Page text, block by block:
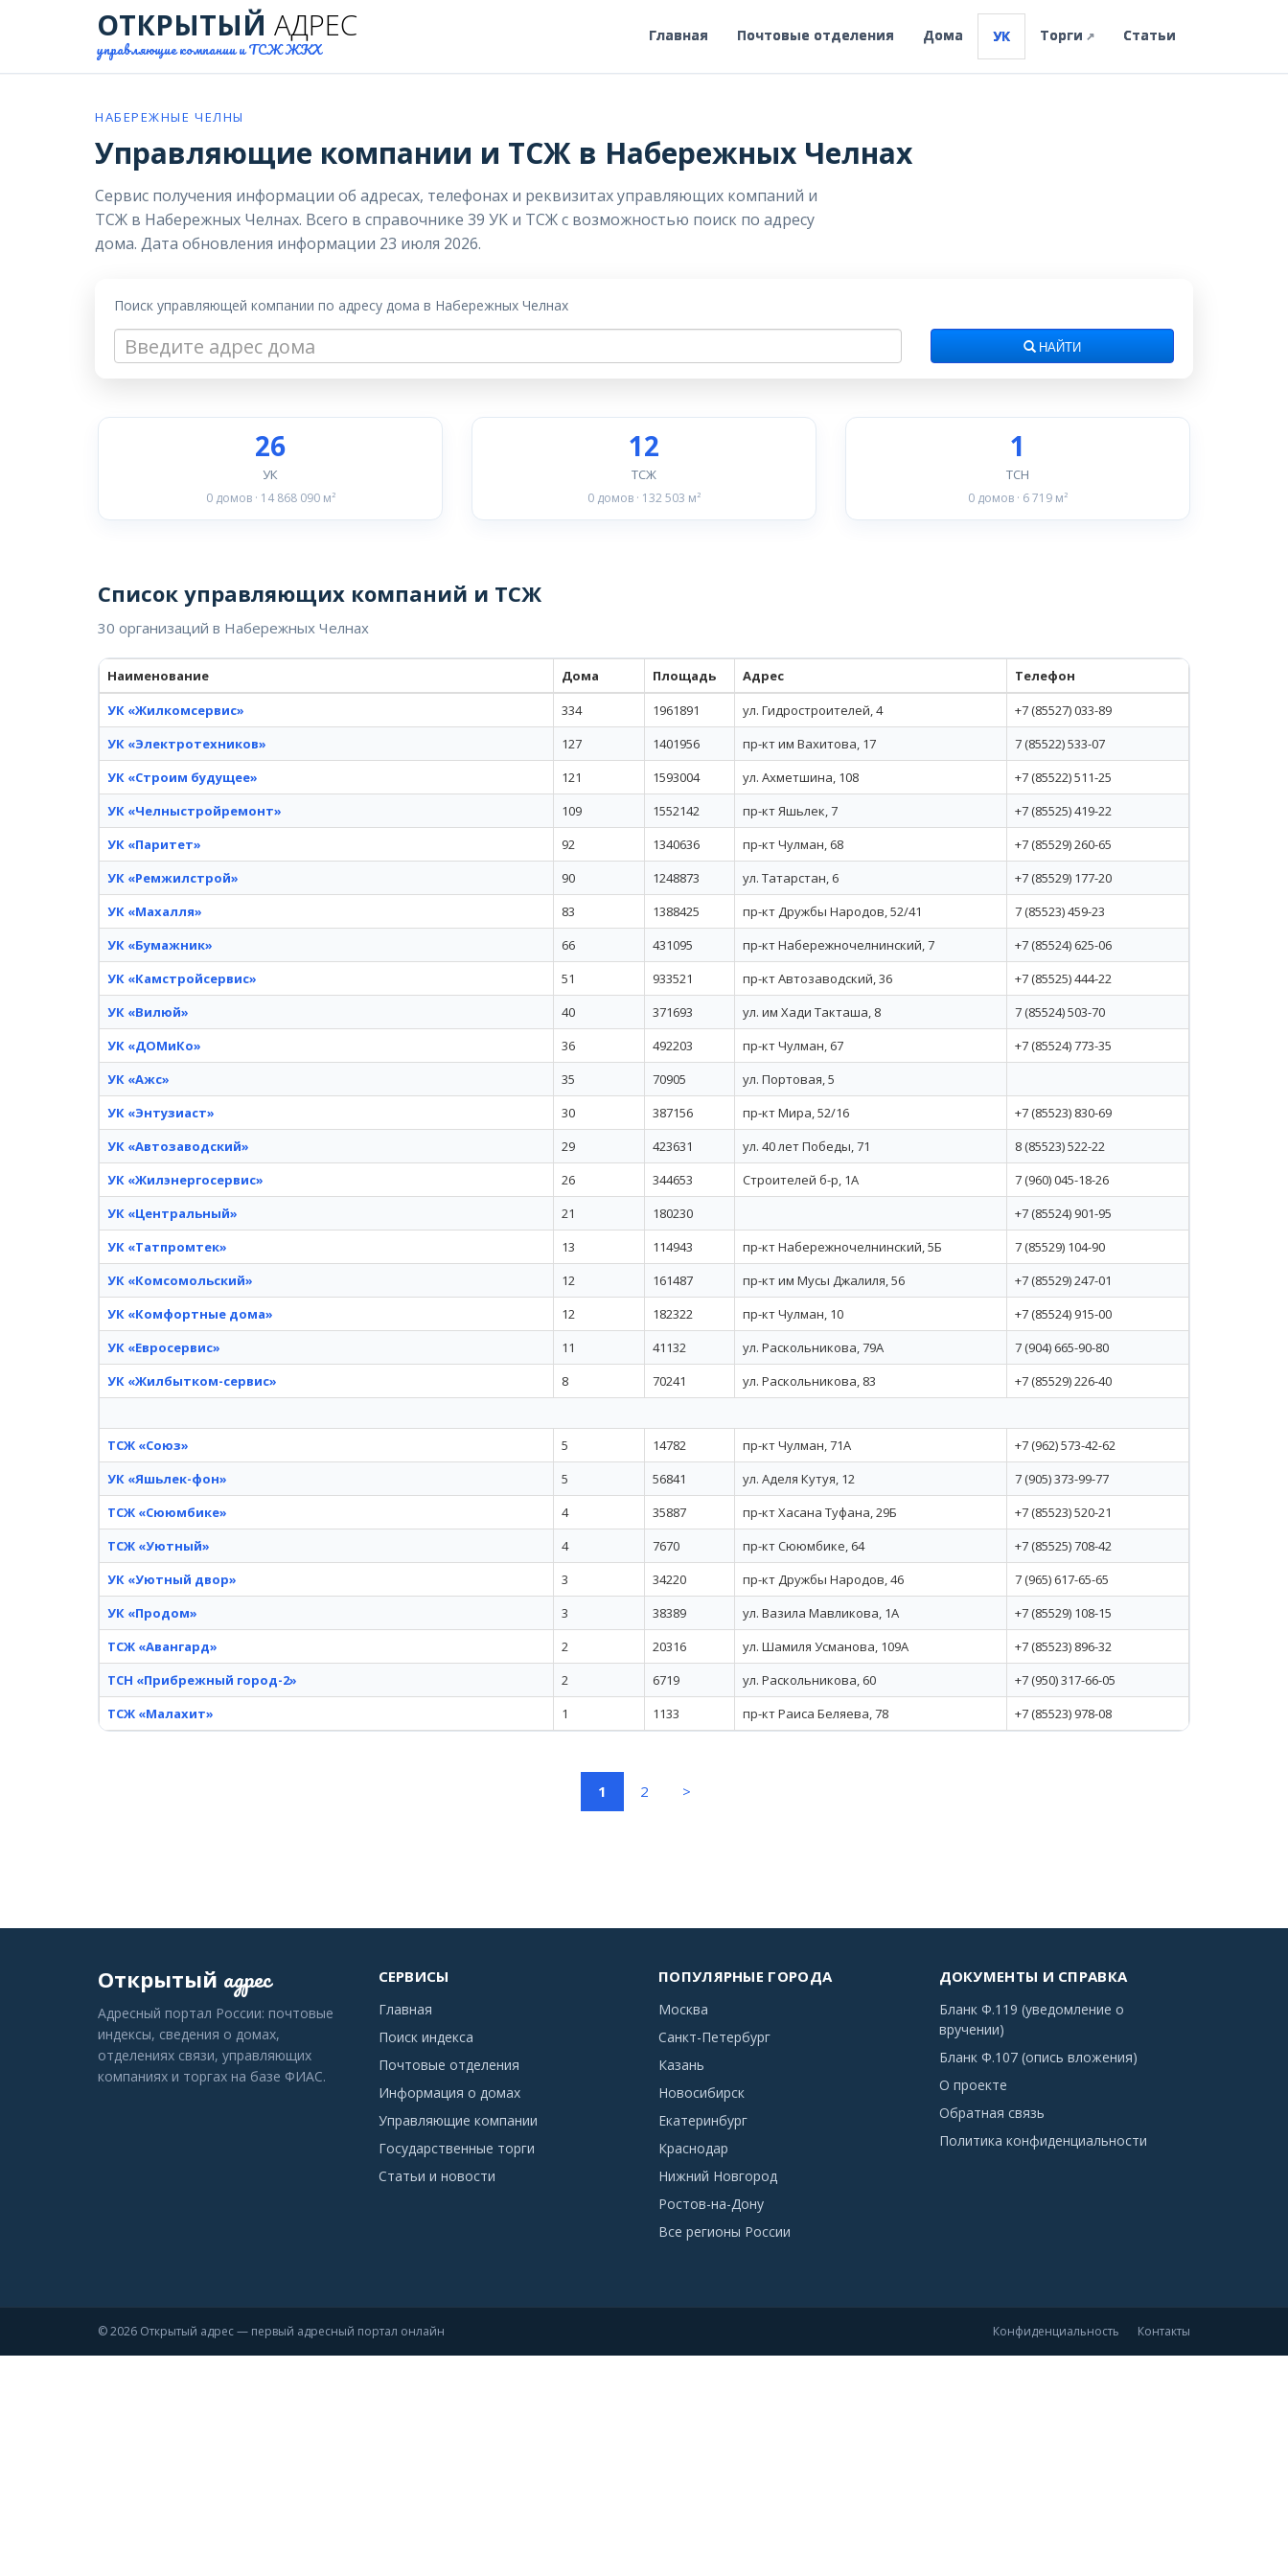
ОТКРЫТЫЙ АДРЕС
управляющие компании и ТСЖ ЖКХ
Главная Почтовые отделения Дома УК Торги ↗ Статьи
НАБЕРЕЖНЫЕ ЧЕЛНЫ
Управляющие компании и ТСЖ в Набережных Челнах
Сервис получения информации об адресах, телефонах и реквизитах управляющих компаний и
ТСЖ в Набережных Челнах. Всего в справочнике 39 УК и ТСЖ с возможностью поиск по адресу
дома. Дата обновления информации 23 июля 2026.
Поиск управляющей компании по адресу дома в Набережных Челнах
НАЙТИ
26
УК
0 домов · 14 868 090 м²
12
ТСЖ
0 домов · 132 503 м²
1
ТСН
0 домов · 6 719 м²
Список управляющих компаний и ТСЖ
30 организаций в Набережных Челнах
Наименование Дома Площадь Адрес
Телефон
УК «Жилкомсервис»
334 1961891 ул. Гидростроителей, 4
+7 (85527) 033-89
УК «Электротехников»
127 1401956 пр-кт им Вахитова, 17
7 (85522) 533-07
УК «Строим будущее»
121 1593004 ул. Ахметшина, 108
+7 (85522) 511-25
УК «Челныстройремонт»
109 1552142 пр-кт Яшьлек, 7
+7 (85525) 419-22
УК «Паритет»
92 1340636 пр-кт Чулман, 68
+7 (85529) 260-65
УК «Ремжилстрой»
90 1248873 ул. Татарстан, 6
+7 (85529) 177-20
УК «Махалля»
83 1388425 пр-кт Дружбы Народов, 52/41
7 (85523) 459-23
УК «Бумажник»
66 431095 пр-кт Набережночелнинский, 7
+7 (85524) 625-06
УК «Камстройсервис»
51 933521 пр-кт Автозаводский, 36
+7 (85525) 444-22
УК «Вилюй»
40 371693 ул. им Хади Такташа, 8
7 (85524) 503-70
УК «ДОМиКо»
36 492203 пр-кт Чулман, 67
+7 (85524) 773-35
УК «Ажс»
35 70905
ул. Портовая, 5
УК «Энтузиаст»
30 387156 пр-кт Мира, 52/16
+7 (85523) 830-69
УК «Автозаводский»
29 423631 ул. 40 лет Победы, 71
8 (85523) 522-22
УК «Жилэнергосервис»
26 344653 Строителей б-р, 1А
7 (960) 045-18-26
УК «Центральный»
21 180230
+7 (85524) 901-95
УК «Татпромтек»
13 114943 пр-кт Набережночелнинский, 5Б
7 (85529) 104-90
УК «Комсомольский»
12 161487 пр-кт им Мусы Джалиля, 56
+7 (85529) 247-01
УК «Комфортные дома»
12 182322 пр-кт Чулман, 10
+7 (85524) 915-00
УК «Евросервис»
11 41132 ул. Раскольникова, 79А
7 (904) 665-90-80
УК «Жилбытком-сервис»
8 70241 ул. Раскольникова, 83 +7 (85529) 226-40
ТСЖ «Союз» 5 14782 пр-кт Чулман, 71А
+7 (962) 573-42-62
УК «Яшьлек-фон»
5 56841 ул. Аделя Кутуя, 12
7 (905) 373-99-77
ТСЖ «Сююмбике»
4 35887 пр-кт Хасана Туфана, 29Б
+7 (85523) 520-21
ТСЖ «Уютный»
4 7670 пр-кт Сююмбике, 64
+7 (85525) 708-42
УК «Уютный двор»
3 34220 пр-кт Дружбы Народов, 46
7 (965) 617-65-65
УК «Продом»
3 38389 ул. Вазила Мавликова, 1А
+7 (85529) 108-15
ТСЖ «Авангард»
2 20316 ул. Шамиля Усманова, 109А
+7 (85523) 896-32
ТСН «Прибрежный город-2»
2 6719 ул. Раскольникова, 60
+7 (950) 317-66-05
ТСЖ «Малахит»
1 1133 пр-кт Раиса Беляева, 78 +7 (85523) 978-08
1 (current)
2 >
Открытый адрес
Адресный портал России: почтовые
индексы, сведения о домах,
отделениях связи, управляющих
компаниях и торгах на базе ФИАС.
СЕРВИСЫ
Главная
Поиск индекса
Почтовые отделения
Информация о домах
Управляющие компании
Государственные торги
Статьи и новости
ПОПУЛЯРНЫЕ ГОРОДА
Москва
Санкт-Петербург
Казань
Новосибирск
Екатеринбург
Краснодар
Нижний Новгород
Ростов-на-Дону
Все регионы России
ДОКУМЕНТЫ И СПРАВКА
Бланк Ф.119 (уведомление о
вручении)
Бланк Ф.107 (опись вложения)
О проекте
Обратная связь
Политика конфиденциальности
© 2026 Открытый адрес — первый адресный портал онлайн Конфиденциальность Контакты